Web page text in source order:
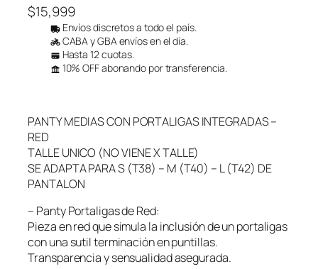
$15,999
Envíos discretos a todo el país.
CABA y GBA envíos en el día.
Hasta 12 cuotas.
10% OFF abonando por transferencia.
PANTY MEDIAS CON PORTALIGAS INTEGRADAS –
RED
TALLE UNICO (NO VIENE X TALLE)
SE ADAPTA PARA S (T38) – M (T40) – L (T42) DE
PANTALON
– Panty Portaligas de Red:
Pieza en red que simula la inclusión de un portaligas
con una sutil terminación en puntillas.
Transparencia y sensualidad asegurada.